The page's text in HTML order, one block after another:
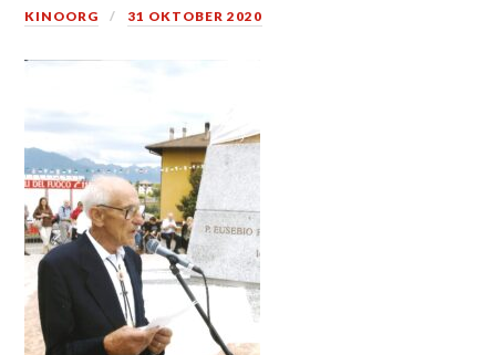
KINOORG 31 OKTOBER 2020